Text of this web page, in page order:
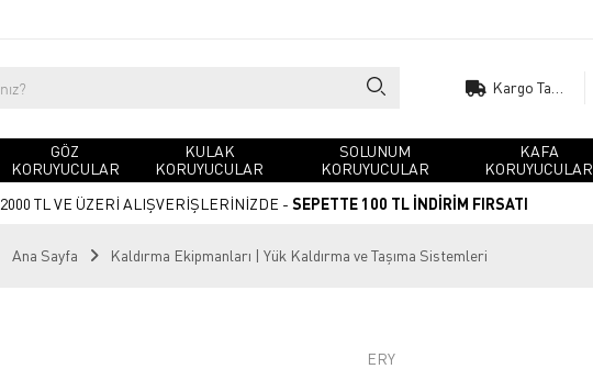
GÖZ
KORUYUCULAR
KULAK
KORUYUCULAR
SOLUNUM
KORUYUCULAR
KAFA
KORUYUCULAR
2000 TL VE ÜZERİ ALIŞVERİŞLERİNİZDE - SEPETTE 100 TL İNDİRİM FIRSATI
Ana Sayfa Kaldırma Ekipmanları | Yük Kaldırma ve Taşıma Sistemleri
ERY